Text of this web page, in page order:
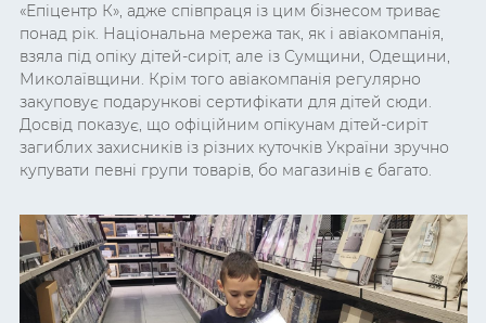
«Епіцентр К», адже співпраця із цим бізнесом триває
понад рік. Національна мережа так, як і авіакомпанія,
взяла під опіку дітей-сиріт, але із Сумщини, Одещини,
Миколаївщини. Крім того авіакомпанія регулярно
закуповує подарункові сертифікати для дітей сюди.
Досвід показує, що офіційним опікунам дітей-сиріт
загиблих захисників із різних куточків України зручно
купувати певні групи товарів, бо магазинів є багато.